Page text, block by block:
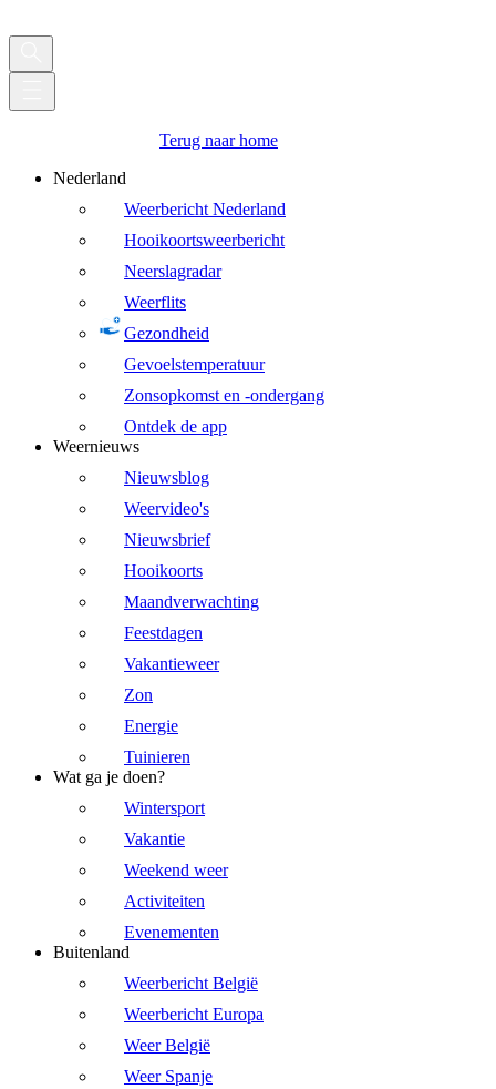
Terug naar home
Nederland
Weerbericht Nederland
Hooikoortsweerbericht
Neerslagradar
Weerflits
Gezondheid
Gevoelstemperatuur
Zonsopkomst en -ondergang
Ontdek de app
Weernieuws
Nieuwsblog
Weervideo's
Nieuwsbrief
Hooikoorts
Maandverwachting
Feestdagen
Vakantieweer
Zon
Energie
Tuinieren
Wat ga je doen?
Wintersport
Vakantie
Weekend weer
Activiteiten
Evenementen
Buitenland
Weerbericht België
Weerbericht Europa
Weer België
Weer Spanje